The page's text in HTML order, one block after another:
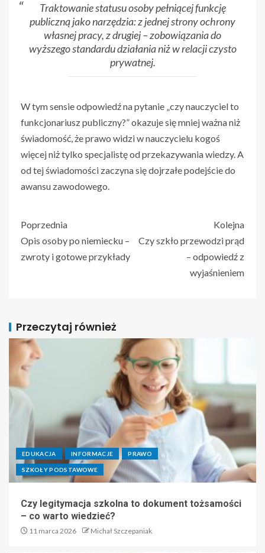
Traktowanie statusu osoby pełniącej funkcję
publiczną jako narzędzia: z jednej strony ochrony
własnej pracy, z drugiej – zobowiązania do
wyższego standardu działania niż w relacji czysto
prywatnej.
W tym sensie odpowiedź na pytanie „czy nauczyciel to
funkcjonariusz publiczny?” okazuje się mniej ważna niż
świadomość, że prawo widzi w nauczycielu kogoś
więcej niż tylko specjalistę od przekazywania wiedzy. A
od tej świadomości zaczyna się dojrzałe podejście do
awansu zawodowego.
Poprzednia
Opis osoby po niemiecku –
zwroty i gotowe przykłady
Kolejna
Czy szkło przewodzi prąd
– odpowiedź z
wyjaśnieniem
Przeczytaj również
EDUKACJA INFORMACJE PRAWO
SZKOŁY PODSTAWOWE
Czy legitymacja szkolna to dokument tożsamości
– co warto wiedzieć?
11 marca 2026 Michał Szczepaniak